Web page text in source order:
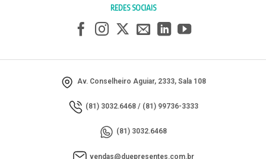
REDES SOCIAIS
Av. Conselheiro Aguiar, 2333, Sala 108
(81) 3032.6468/ (81) 99736-3333
(81) 3032.6468
vendas@duepresentes.com.br